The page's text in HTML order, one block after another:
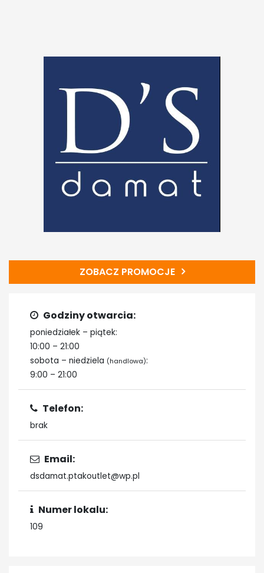
ZOBACZ PROMOCJE
Godziny otwarcia:
poniedziałek – piątek:
10:00 – 21:00
sobota – niedziela (handlowa):
9:00 – 21:00
Telefon:
brak
Email:
dsdamat.ptakoutlet@wp.pl
Numer lokalu:
109